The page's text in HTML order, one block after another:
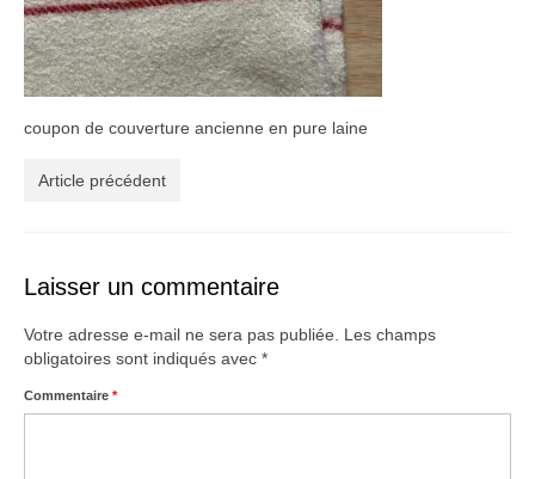
Dressing
Linge ancien
Ephemera
Créations
À propos
Blog
Galerie
coupon de couverture ancienne en pure laine
Article précédent
Laisser un commentaire
Votre adresse e-mail ne sera pas publiée.
Les champs
obligatoires sont indiqués avec *
Commentaire *